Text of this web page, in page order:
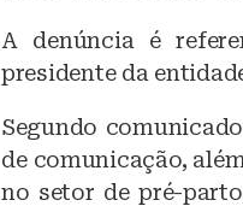
y
o
o
k
p
p
A denúncia é
presidente da
Segundo
de comunicação,
no setor de pré-